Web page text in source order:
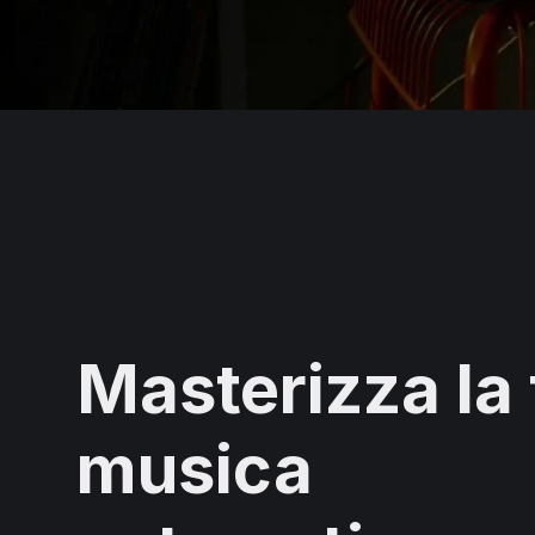
Masterizza la
musica